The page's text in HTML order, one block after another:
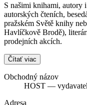
S našimi knihami, autory
autorských čteních,
pražském Světě knihy
Havlíčkově Brodě),
prodejních akcích.
Čítať viac
Obchodný názov
HOST —
Adresa